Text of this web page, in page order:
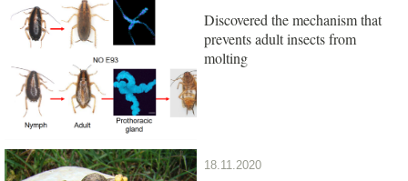
Discovered the mechanism that
prevents adult insects from
molting
18.11.2020